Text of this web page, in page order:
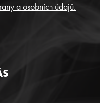
a osobních údajů.